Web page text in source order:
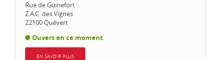
Rue de Guinefort
Z.A.C. des Vignes
22100Quévert
Ouvert en ce moment
EN SAVOIR PLUS